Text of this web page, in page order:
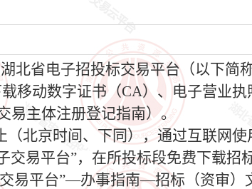
北省电子招投标交易平台（以下简
移动数字证书（CA）、电子营业执
易主体注册登记指南）。
（北京时间、下同），通过互联网使
交易平台”，在所投标段免费下载招
易平台”—办事指南—招标（资审）